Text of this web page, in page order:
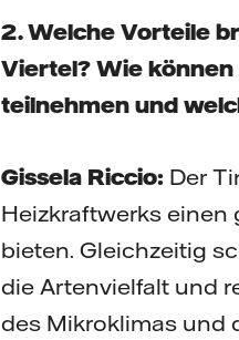
2. Welche Vorteile
Viertel? Wie
teilnehmen und
Gissela Riccio: Der
Heizkraftwerks
bieten. Gleichzeitig
die Artenvielfalt und
des Mikroklimas und